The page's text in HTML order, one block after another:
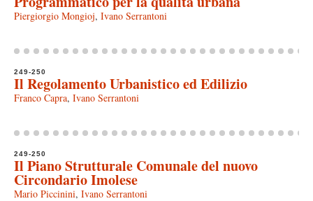
Piergiorgio Mongioj, Ivano Serrantoni
249-250
Il Regolamento Urbanistico ed Edilizio
Franco Capra, Ivano Serrantoni
249-250
Il Piano Strutturale Comunale del nuovo
Circondario Imolese
Mario Piccinini, Ivano Serrantoni